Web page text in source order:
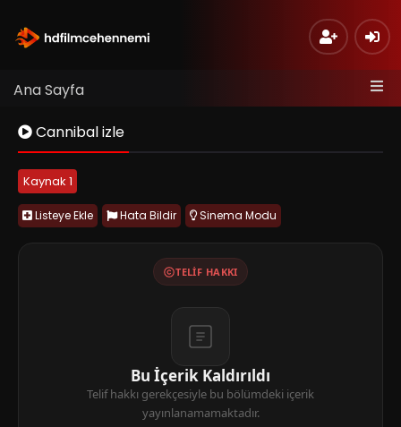
Ana Sayfa
Cannibal izle
Kaynak 1
Listeye Ekle Hata Bildir Sinema Modu
TELIF HAKKI
Bu İçerik Kaldırıldı
Telif hakkı gerekçesiyle bu bölümdeki içerik
yayınlanamamaktadır.